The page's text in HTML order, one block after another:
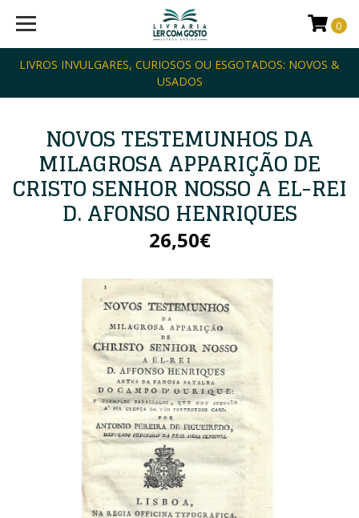
LIVROS INVULGARES, CURIOSOS OU ESGOTADOS: NOVOS &
USADOS
0
NOVOS TESTEMUNHOS DA
MILAGROSA APPARIÇÃO DE
CRISTO SENHOR NOSSO A EL-REI
D. AFONSO HENRIQUES
26,50€